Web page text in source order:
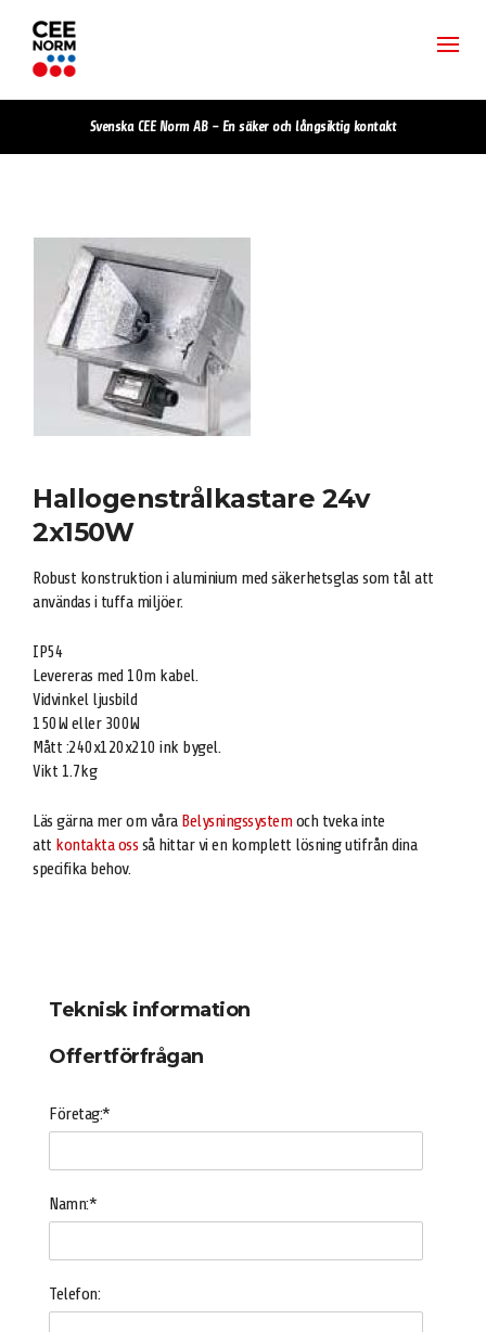
Svenska CEE Norm AB – En säker och långsiktig kontakt
Hallogenstrålkastare 24v
2x150W
Robust konstruktion i aluminium med säkerhetsglas som tål att
användas i tuffa miljöer.
IP54
Levereras med 10m kabel.
Vidvinkel ljusbild
150W eller 300W
Mått :240x120x210 ink bygel.
Vikt 1.7kg
Läs gärna mer om våra Belysningssystemoch tveka inte
att kontakta oss så hittar vi en komplett lösning utifrån dina
specifika behov.
Teknisk information
Offertförfrågan
Företag:*
Namn:*
Telefon: